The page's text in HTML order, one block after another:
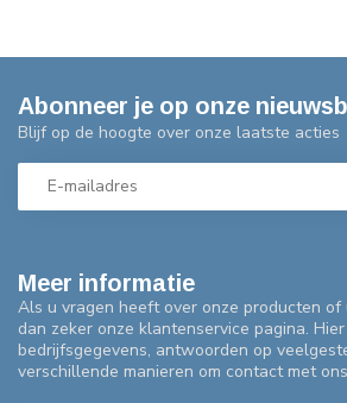
Meer informatie
Als u vragen heeft over onze producten of
dan zeker onze klantenservice pagina.
bedrijfsgegevens, antwoorden op
verschillende manieren om contact met
Abonneer je op onze
Blijf op de hoogte over onze laatste acties